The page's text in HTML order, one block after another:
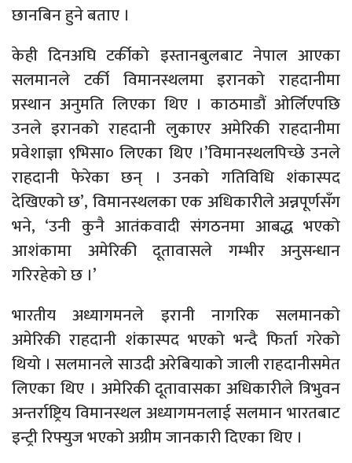
छानबिन हुने बताए ।
केही दिनअघि टर्कीको इस्तानबुलबाट नेपाल आएका
सलमानले टर्की विमानस्थलमा इरानको राहदानीमा
प्रस्थान अनुमति लिएका थिए । काठमाडौं ओर्लिएपछि
उनले इरानको राहदानी लुकाएर अमेरिकी राहदानीमा
प्रवेशाज्ञा ९भिसा० लिएका थिए ।’विमानस्थलपिच्छे उनले
राहदानी फेरेका छन् । उनको गतिविधि शंकास्पद
देखिएको छ’, विमानस्थलका एक अधिकारीले अन्नपूर्णसँग
भने, ‘उनी कुनै आतंकवादी संगठनमा आबद्ध भएको
आशंकामा अमेरिकी दूतावासले गम्भीर अनुसन्धान
गरिरहेको छ ।’
भारतीय अध्यागमनले इरानी नागरिक सलमानको
अमेरिकी राहदानी शंकास्पद भएको भन्दै फिर्ता गरेको
थियो । सलमानले साउदी अरेबियाको जाली राहदानीसमेत
लिएका थिए । अमेरिकी दूतावासका अधिकारीले त्रिभुवन
अन्तर्राष्ट्रिय विमानस्थल अध्यागमनलाई सलमान भारतबाट
इन्ट्री रिफ्युज भएको अग्रीम जानकारी दिएका थिए ।